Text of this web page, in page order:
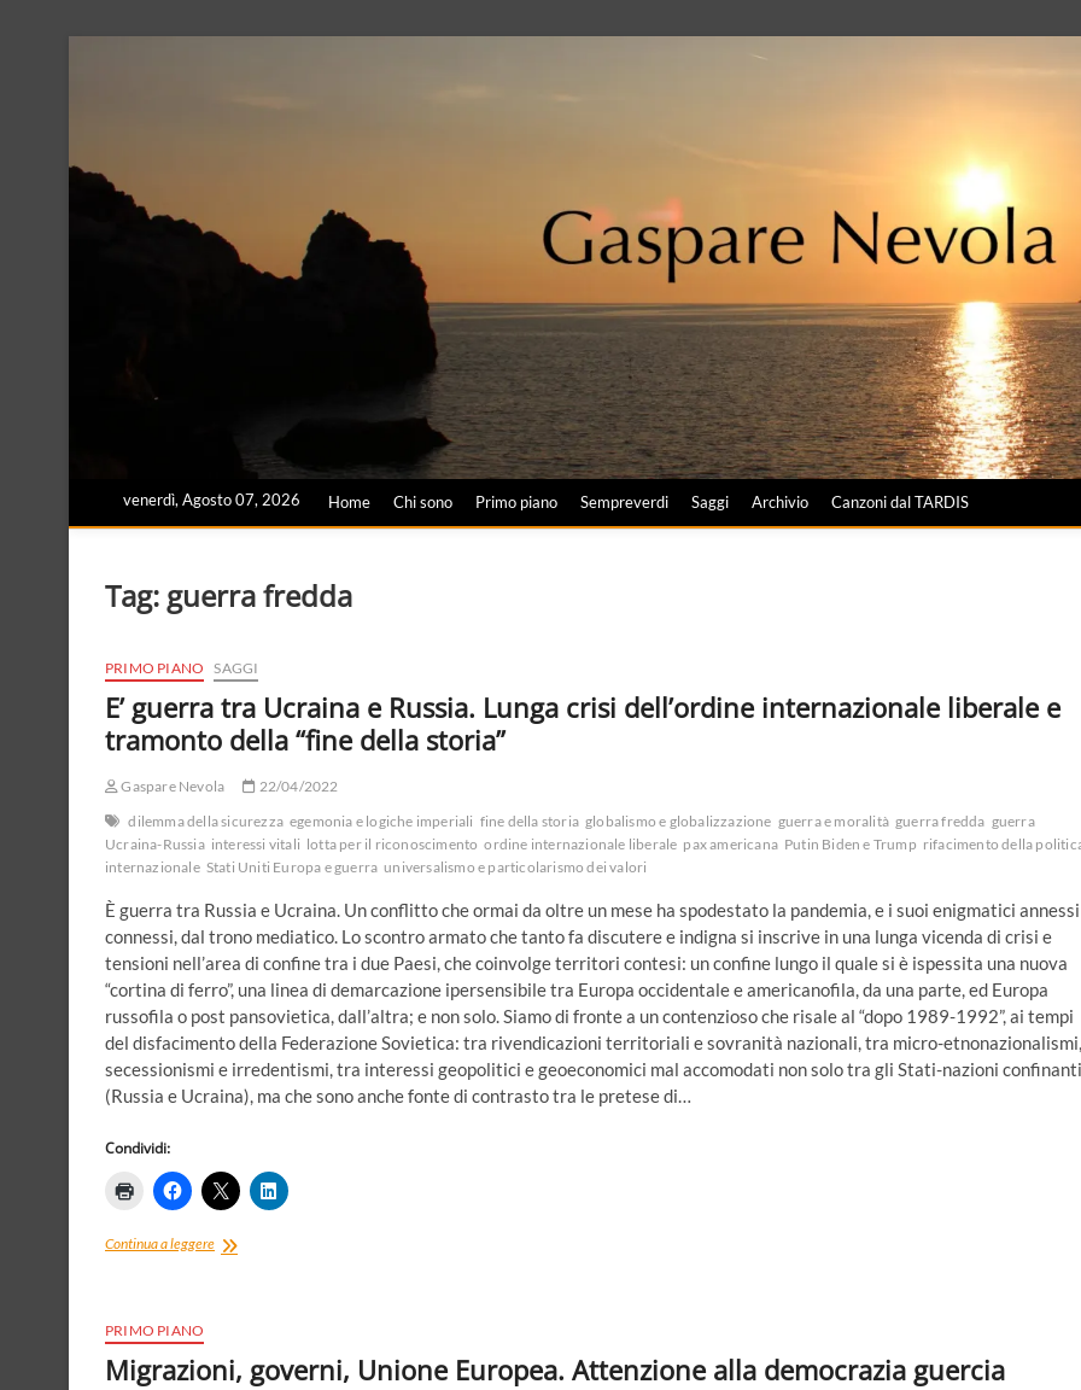
venerdì, Agosto 07, 2026 Home Chi sono Primo piano Sempreverdi Saggi Archivio Canzoni dal TARDIS
Tag: guerra fredda
PRIMO PIANO SAGGI
E’ guerra tra Ucraina e Russia. Lunga crisi dell’ordine internazionale liberale e
tramonto della “fine della storia”
Gaspare Nevola
22/04/2022
dilemma della sicurezza egemonia e logiche imperiali fine della storia globalismo e globalizzazione guerra e moralità guerra fredda guerra
Ucraina-Russia interessi vitali lotta per il riconoscimento ordine internazionale liberale pax americana Putin Biden e Trump rifacimento della
internazionale Stati Uniti Europa e guerra universalismo e particolarismo dei valori
È guerra tra Russia e Ucraina. Un conflitto che ormai da oltre un mese ha spodestato la pandemia, e i suoi enigmatici
connessi, dal trono mediatico. Lo scontro armato che tanto fa discutere e indigna si inscrive in una lunga vicenda di crisi e
tensioni nell’area di confine tra i due Paesi, che coinvolge territori contesi: un confine lungo il quale si è ispessita una nuova
“cortina di ferro”, una linea di demarcazione ipersensibile tra Europa occidentale e americanofila, da una parte, ed Europa
russofila o post pansovietica, dall’altra; e non solo. Siamo di fronte a un contenzioso che risale al “dopo 1989-1992”, ai tempi
del disfacimento della Federazione Sovietica: tra rivendicazioni territoriali e sovranità nazionali, tra micro-etnonazionalismi,
secessionismi e irredentismi, tra interessi geopolitici e geoeconomici mal accomodati non solo tra gli Stati-nazioni confinanti
(Russia e Ucraina), ma che sono anche fonte di contrasto tra le pretese di…
Condividi:
Continua a leggereE’
Lunga
PRIMO PIANO
Migrazioni, governi, Unione Europea. Attenzione alla democrazia guercia